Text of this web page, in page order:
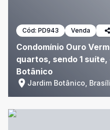
Cód: PD943 Venda
Condomínio Ouro
quartos, sendo 1
Botânico
Jardim Botânico,